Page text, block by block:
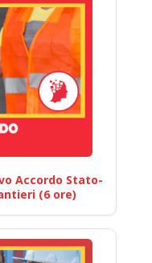
Accordo Stato-
(6 ore)